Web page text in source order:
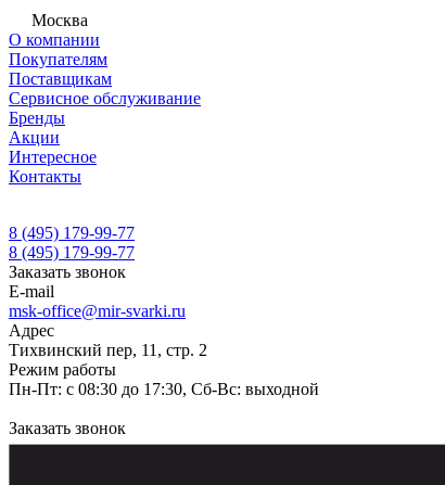
Москва
О компании
Покупателям
Поставщикам
Сервисное обслуживание
Бренды
Акции
Интересное
Контакты
8 (495) 179-99-77
8 (495) 179-99-77
Заказать звонок
E-mail
msk-office@mir-svarki.ru
Адрес
Тихвинский пер, 11, стр. 2
Режим работы
Пн-Пт: с 08:30 до 17:30, Сб-Вс: выходной
Заказать звонок